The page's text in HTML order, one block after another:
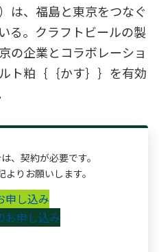
は、福島と東京をつなぐ
る。クラフトビールの製
の企業とコラボレーショ
ト粕｛｛かす｝｝を有効
、契約が必要です。
りお願いします。
申し込み
お申し込み